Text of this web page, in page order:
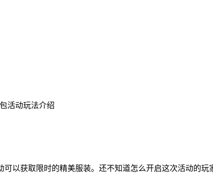
活动玩法介绍
以获取限时的精美服装。还不知道怎么开启这次活动的